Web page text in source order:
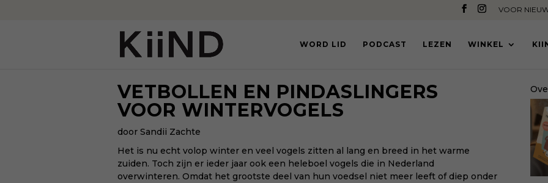
VOOR
WORD LID PODCAST LEZEN WINKEL
VETBOLLEN EN PINDASLINGERS
VOOR WINTERVOGELS
door Sandii Zachte
Het is nu echt volop winter en veel vogels zitten al lang en breed in het warme
zuiden. Toch zijn er ieder jaar ook een heleboel vogels die in Nederland
overwinteren. Omdat het grootste deel van hun voedsel niet meer leeft of diep onder